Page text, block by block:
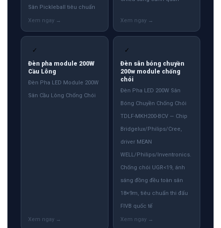
Sân Pickleball tiêu chuẩn
✓
Đèn pha module 200W
Cầu Lông
Đèn Pha LED Module 200W
Sân Cầu Lông Chống Chói
✓
Đèn sân bóng chuyền
200w module chống
chói
Đèn Pha LED 200W Sân
Bóng Chuyền Chống Chói
TDLF-MKH200-BCV — Chip
Bridgelux/Philips/Cree,
driver MEAN
WELL/Philips/Inventronics.
Chống chói UGR<19, ánh
sáng đồng đều toàn sân
18×9m, tiêu chuẩn thi đấu
FIVB quốc tế